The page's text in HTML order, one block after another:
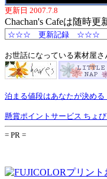
更新日 2007.7.8
Chachan's Cafeは随時更
お世話になっている素材屋さ
泊まる値段はあなたが決め
懸賞ポイントサービス ちょ
= PR =